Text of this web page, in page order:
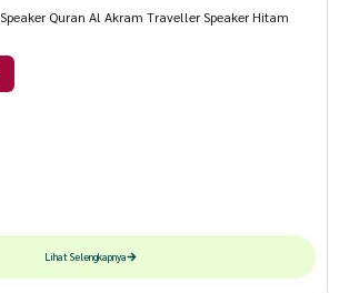
Quran Al Akram Traveller Speaker Hitam
Lihat Selengkapnya